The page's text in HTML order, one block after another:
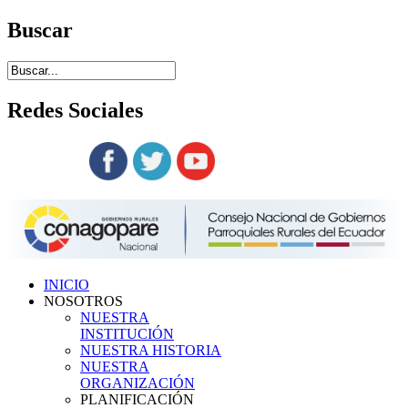
Buscar
Redes Sociales
INICIO
NOSOTROS
NUESTRA
INSTITUCIÓN
NUESTRA HISTORIA
NUESTRA
ORGANIZACIÓN
PLANIFICACIÓN